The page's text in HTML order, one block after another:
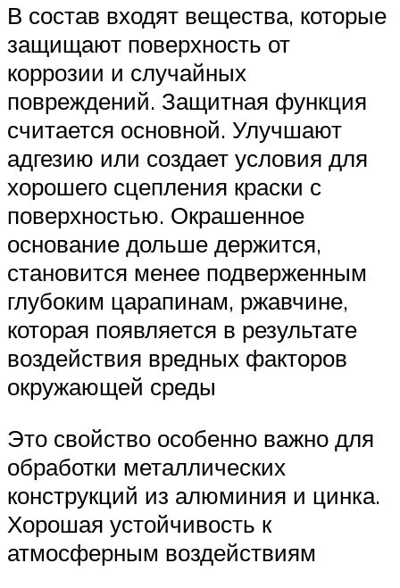
В состав входят вещества, которые
защищают поверхность от
коррозии и случайных
повреждений. Защитная функция
считается основной. Улучшают
адгезию или создает условия для
хорошего сцепления краски с
поверхностью. Окрашенное
основание дольше держится,
становится менее подверженным
глубоким царапинам, ржавчине,
которая появляется в результате
воздействия вредных факторов
окружающей среды
Это свойство особенно важно для
обработки металлических
конструкций из алюминия и цинка.
Хорошая устойчивость к
атмосферным воздействиям